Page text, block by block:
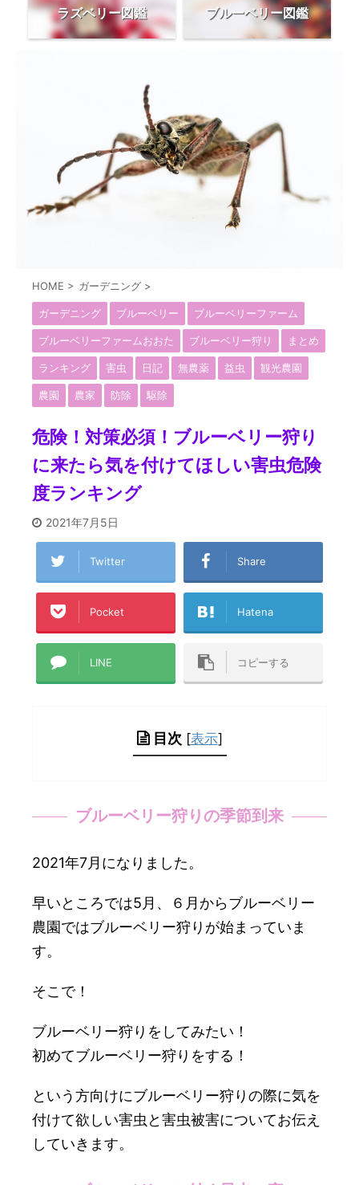
ラズベリー図鑑 ブルーベリー図鑑
HOME > ガーデニング >
ガーデニング ブルーベリー ブルーベリーファーム
ブルーベリーファームおおた ブルーベリー狩り まとめ
ランキング 害虫 日記 無農薬 益虫 観光農園
農園 農家 防除 駆除
危険！対策必須！ブルーベリー狩り
に来たら気を付けてほしい害虫危険
度ランキング
2021年7月5日
Twitter Share
Pocket Hatena
LINE コピーする
目次 [表示]
ブルーベリー狩りの季節到来
2021年7月になりました。
早いところでは5月、６月からブルーベリー
農園ではブルーベリー狩りが始まっていま
す。
そこで！
ブルーベリー狩りをしてみたい！
初めてブルーベリー狩りをする！
という方向けにブルーベリー狩りの際に気を
付けて欲しい害虫と害虫被害についてお伝え
していきます。